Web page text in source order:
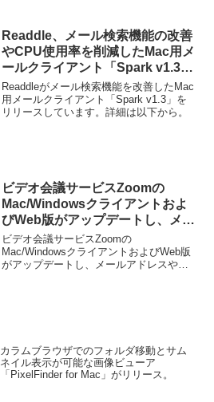
Readdle、メール検索機能の改善
やCPU使用率を削減したMac用メ
ールクライアント「Spark v1.3」
をリリース。
Readdleがメール検索機能を改善したMac
用メールクライアント「Spark v1.3」を
リリースしています。詳細は以下から。
ビデオ会議サービスZoomの
Mac/Windowsクライアントおよ
びWeb版がアップデートし、メー
ルアドレスやPMI、電話番号など
の情報の一部をアスタリスクで隠
す仕様に。
ビデオ会議サービスZoomの
Mac/WindowsクライアントおよびWeb版
がアップデートし、メールアドレスや
カラムブラウザでのフォルダ移動とサム
ネイル表示が可能な画像ビューア
「PixelFinder for Mac」がリリース。